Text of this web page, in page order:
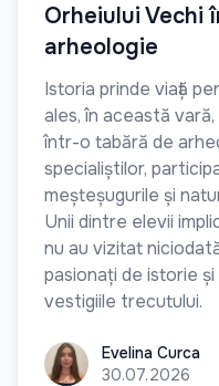
Orheiului Vechi
arheologie
Istoria prinde viață
ales, în această
într-o tabără de
specialiștilor,
meșteșugurile și
Unii dintre elevii
nu au vizitat
pasionați de istorie
vestigiile trecutului.
Evelina CurcaEvelina Curca
30.07.2026